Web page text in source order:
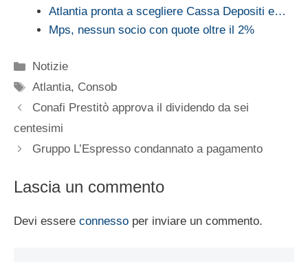
Atlantia pronta a scegliere Cassa Depositi e…
Mps, nessun socio con quote oltre il 2%
Categorie
Notizie
Tag
Atlantia, Consob
Conafi Prestitò approva il dividendo da sei
centesimi
Gruppo L’Espresso condannato a pagamento
Lascia un commento
Devi essere connesso per inviare un commento.